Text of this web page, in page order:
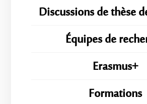
Discussions de thèse
Équipes de
Erasmus+
Formations